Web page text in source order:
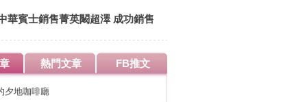
華賓士銷售菁英闞超澤 成功銷售
則 先愛上你的商品！
熱門文章 FB推文
夕地咖啡廳